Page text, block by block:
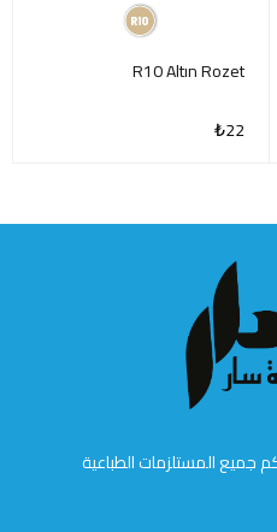
R10 Altın Rozet
₺22
جميع المستلزمات الطباعية